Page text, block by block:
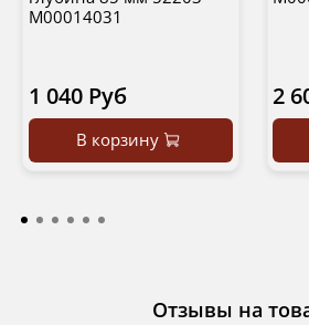
М00014031
1 040 Руб
В корзину
2
Отзывы на